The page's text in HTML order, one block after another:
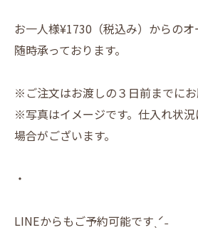
お一人様¥1730（税込み）からのオ
随時承っております。
※ご注文はお渡しの３日前までにお
※写真はイメージです。仕入れ状
場合がございます。
・
LINEからもご予約可能ですˎˊ˗